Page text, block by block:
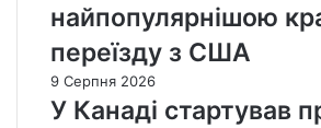
найпопулярнішою
переїзду з США
9 Серпня 2026
У Канаді стартував